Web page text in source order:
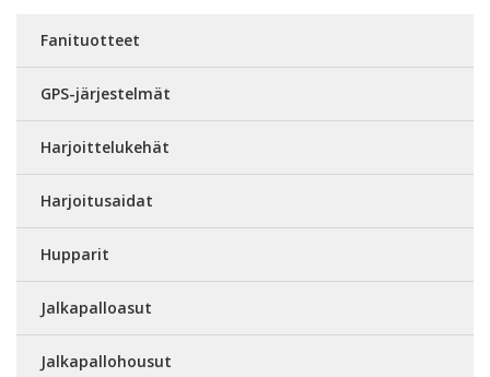
Fanituotteet
GPS-järjestelmät
Harjoittelukehät
Harjoitusaidat
Hupparit
Jalkapalloasut
Jalkapallohousut